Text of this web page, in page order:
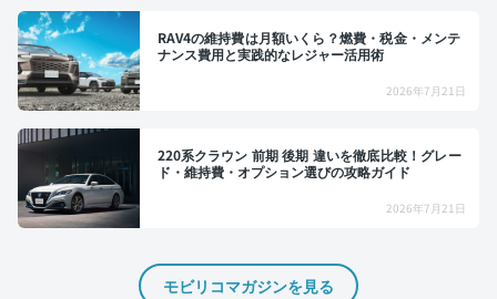
RAV4の維持費は月額いくら？燃費・税金・メンテ
ナンス費用と実践的なレジャー活用術
2026年7月21日
220系クラウン 前期 後期 違いを徹底比較！グレー
ド・維持費・オプション選びの攻略ガイド
2026年7月21日
モビリコマガジンを見る